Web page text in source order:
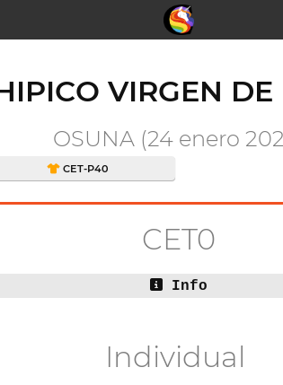
VIRGEN DE
OSUNA (24 enero
CET-P40
CET0
Info
Individual